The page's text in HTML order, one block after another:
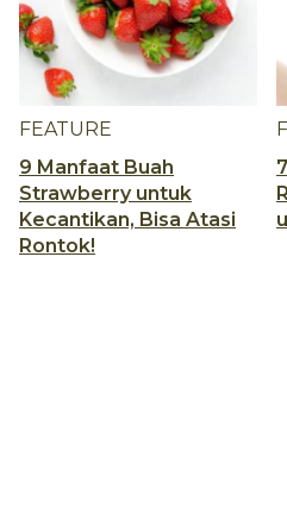
FEATURE
9 Manfaat Buah
Strawberry untuk
Kecantikan, Bisa Atasi
Rontok!